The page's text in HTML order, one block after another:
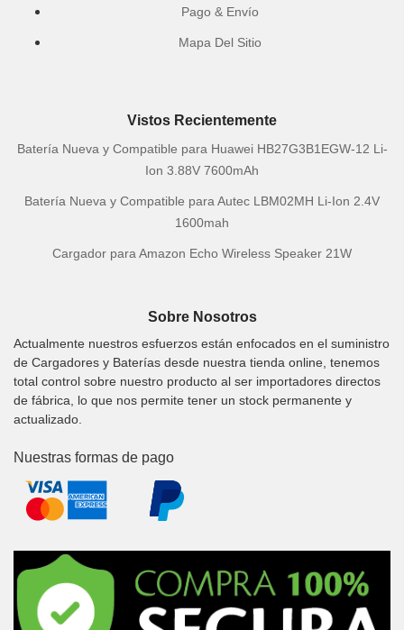
Pago & Envío
Mapa Del Sitio
Vistos Recientemente
Batería Nueva y Compatible para Huawei HB27G3B1EGW-12 Li-
Ion 3.88V 7600mAh
Batería Nueva y Compatible para Autec LBM02MH Li-Ion 2.4V
1600mah
Cargador para Amazon Echo Wireless Speaker 21W
Sobre Nosotros
Actualmente nuestros esfuerzos están enfocados en el suministro
de Cargadores y Baterías desde nuestra tienda online, tenemos
total control sobre nuestro producto al ser importadores directos
de fábrica, lo que nos permite tener un stock permanente y
actualizado.
Nuestras formas de pago